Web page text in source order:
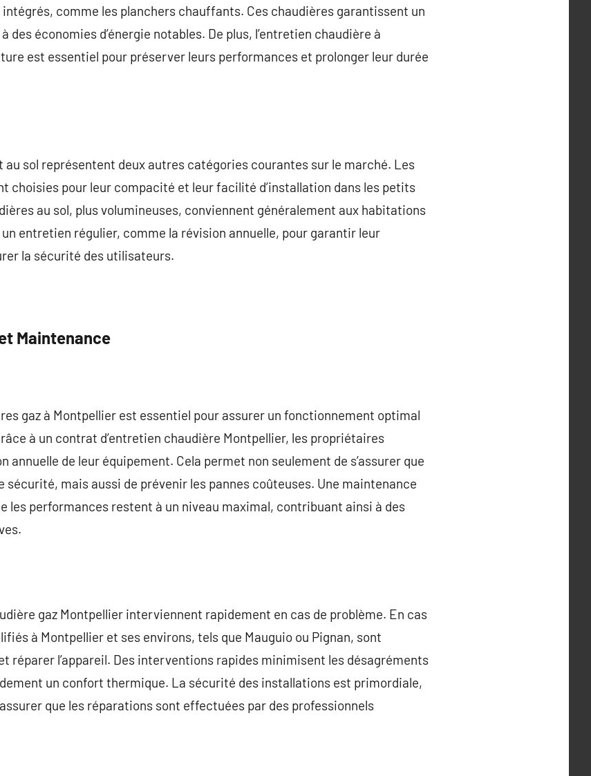
comme les planchers chauffants. Ces chaudières garantissent un
économies d’énergie notables. De plus, l’entretien chaudière à
est essentiel pour préserver leurs performances et prolonger leur durée
au sol représentent deux autres catégories courantes sur le marché. Les
choisies pour leur compacité et leur facilité d’installation dans les petits
au sol, plus volumineuses, conviennent généralement aux habitations
entretien régulier, comme la révision annuelle, pour garantir leur
la sécurité des utilisateurs.
Maintenance
gaz à Montpellier est essentiel pour assurer un fonctionnement optimal
à un contrat d’entretien chaudière Montpellier, les propriétaires
annuelle de leur équipement. Cela permet non seulement de s’assurer que
mais aussi de prévenir les pannes coûteuses. Une maintenance
les performances restent à un niveau maximal, contribuant ainsi à des
gaz Montpellier interviennent rapidement en cas de problème. En cas
à Montpellier et ses environs, tels que Mauguio ou Pignan, sont
réparer l’appareil. Des interventions rapides minimisent les désagréments
un confort thermique. La sécurité des installations est primordiale,
que les réparations sont effectuées par des professionnels